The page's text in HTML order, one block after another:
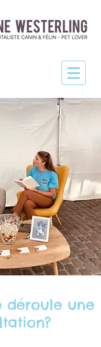
déroule une